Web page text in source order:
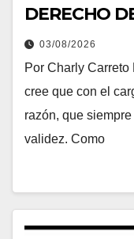
DERECHO
03/08/2026
Por Charly Carreto
cree que con el
razón, que
validez. Como